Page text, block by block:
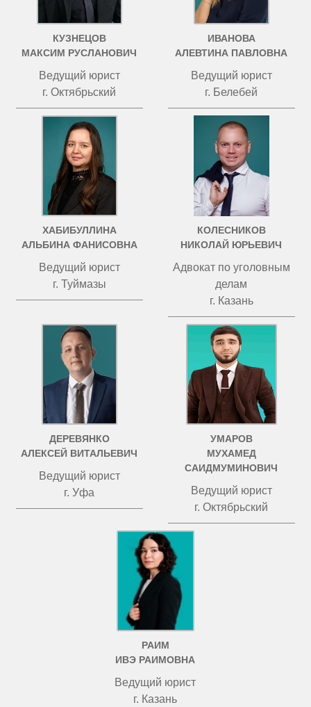
КУЗНЕЦОВ
МАКСИМ РУСЛАНОВИЧ
Ведущий юрист
г. Октябрьский
ИВАНОВА
АЛЕВТИНА ПАВЛОВНА
Ведущий юрист
г. Белебей
ХАБИБУЛЛИНА
АЛЬБИНА ФАНИСОВНА
Ведущий юрист
г. Туймазы
КОЛЕСНИКОВ
НИКОЛАЙ ЮРЬЕВИЧ
Адвокат по уголовным
делам
г. Казань
ДЕРЕВЯНКО
АЛЕКСЕЙ ВИТАЛЬЕВИЧ
Ведущий юрист
г. Уфа
УМАРОВ
МУХАМЕД
САИДМУМИНОВИЧ
Ведущий юрист
г. Октябрьский
РАИМ
ИВЭ РАИМОВНА
Ведущий юрист
г. Казань